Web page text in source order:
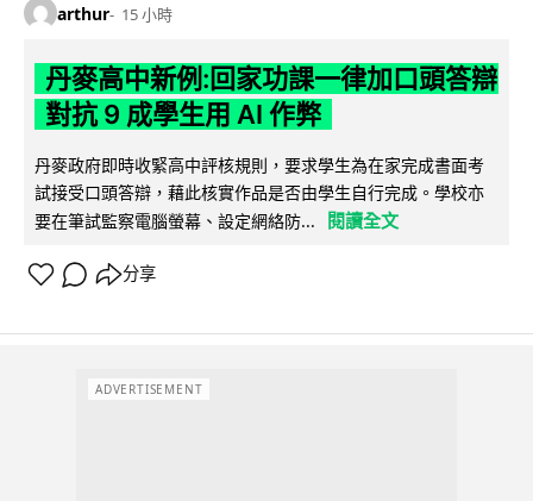
arthur 15 小時
丹麥高中新例:回家功課一律加口頭答辯
對抗 9 成學生用 AI 作弊
丹麥政府即時收緊高中評核規則，要求學生為在家完成書面考
試接受口頭答辯，藉此核實作品是否由學生自行完成。學校亦
要在筆試監察電腦螢幕、設定網絡防...
閱讀全文
分享
ADVERTISEMENT